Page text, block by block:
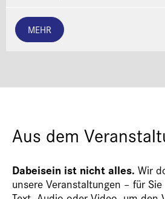
MEHR
Aus dem
Dabeisein ist nicht alles. Wir
unsere Veranstaltungen – für